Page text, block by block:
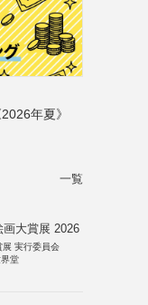
年夏》
一覧
大賞展 2026
展 実行委員会
堂